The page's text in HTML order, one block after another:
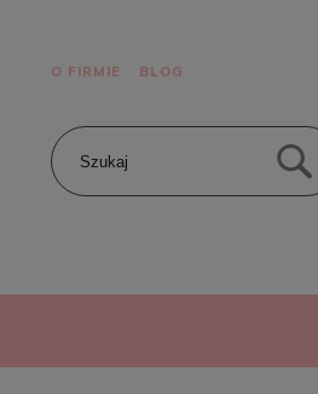
O FIRMIE BLOG